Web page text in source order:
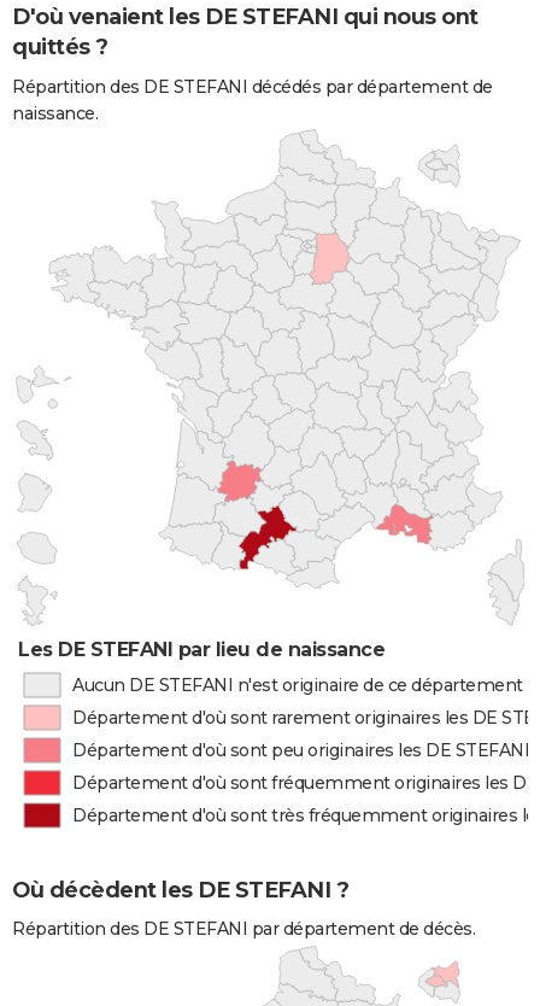
D'où venaient les DE STEFANI qui nous ont
quittés ?
Répartition des DE STEFANI décédés par département de
naissance.
Les DE STEFANI par lieu de naissance
Aucun DE STEFANI n'est originaire de ce département
Département d'où sont rarement originaires les DE
Département d'où sont peu originaires les DE STEFANI
Département d'où sont fréquemment originaires les DE
Département d'où sont très fréquemment originaires
Où décèdent les DE STEFANI ?
Répartition des DE STEFANI par département de décès.